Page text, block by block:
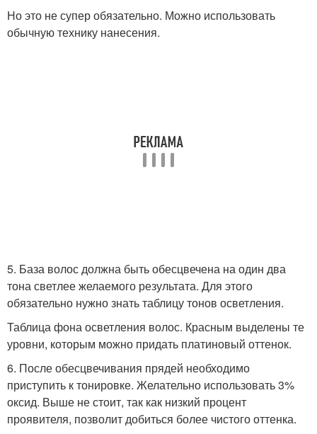
Но это не супер обязательно. Можно использовать
обычную технику нанесения.
5. База волос должна быть обесцвечена на один два
тона светлее желаемого результата. Для этого
обязательно нужно знать таблицу тонов осветления.
Таблица фона осветления волос. Красным выделены те
уровни, которым можно придать платиновый оттенок.
6. После обесцвечивания прядей необходимо
приступить к тонировке. Желательно использовать 3%
оксид. Выше не стоит, так как низкий процент
проявителя, позволит добиться более чистого оттенка.